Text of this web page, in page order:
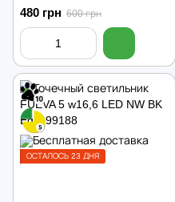
99202
480 грн 600 грн
ОСТАЛОСЬ 23 ДНЯ